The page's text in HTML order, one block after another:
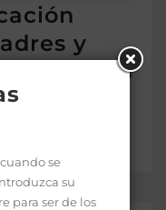
y
sus datos
a Mil
se
su
para ser de los